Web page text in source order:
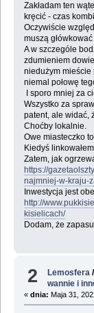
Zakładam ten
kręcić - czas
Oczywiście
muszą
A w szczególe
zdumieniem
niedużym mieście
niemal połowę
I sporo mniej za
Wszystko za
patent, ale widać,
Choćby lokalnie.
Owe miasteczko
Kiedyś
Zatem, jak
https://
najmniej-w-kraju-
Inwestycja jest
http://
kisielicach/
Dodam, że
2 Lemosfera
wannie i
« dnia: Maja 31,